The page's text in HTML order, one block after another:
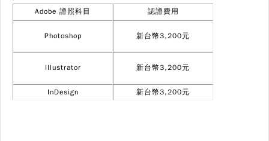
Adobe 證照科目 認證費用
Photoshop 新台幣3,200元
Illustrator 新台幣3,200元
InDesign 新台幣3,200元